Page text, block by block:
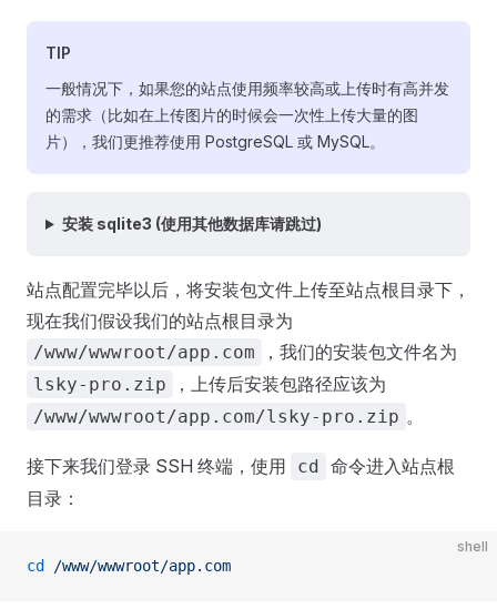
TIP
一般情况下，如果您的站点使用频率较高或上传时有高并发
的需求（比如在上传图片的时候会一次性上传大量的图
片），我们更推荐使用 PostgreSQL 或 MySQL。
安装 sqlite3 (使用其他数据库请跳过)
站点配置完毕以后，将安装包文件上传至站点根目录下，
现在我们假设我们的站点根目录为
/www/wwwroot/app.com ，我们的安装包文件名为
lsky-pro.zip ，上传后安装包路径应该为
/www/wwwroot/app.com/lsky-pro.zip 。
接下来我们登录 SSH 终端，使用 cd 命令进入站点根
目录：
shell
cd /www/wwwroot/app.com